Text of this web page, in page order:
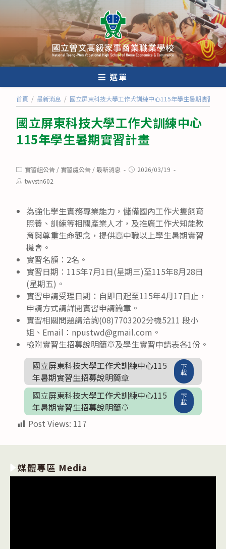
內
選單
首頁 / 最新消息 / 國立屏東科技大學工作犬訓練中心115年學生暑期實習計畫
國立屏東科技大學工作犬訓練中心
115年學生暑期實習計畫
Post
category:
實習組公告 / 實習處公告 /最新消息
Post2026/03/19
Posttwvstn602
為強化學生實務專業能力，儲備國內工作犬隻飼育
照養、訓練等相關產業人才，及推廣工作犬知能教
育與尊重生命觀念，提供高中職以上學生暑期實習
機會。
實習名額：2名。
實習日期：115年7月1日(星期三)至115年8月28日
(星期五)。
實習申請受理日期：自即日起至115年4月17日止，
申請方式請詳閱實習申請簡章。
實習相關問題請洽詢(08)7703202分機5211 段小
姐、Email：npustwd@gmail.com。
檢附實習生招募說明簡章及學生實習申請表各1份。
國立屏東科技大學工作犬訓練中心115
年暑期實習生招募說明簡章
下
載
國立屏東科技大學工作犬訓練中心115
年暑期實習生招募說明簡章
下
載
Post Views: 117
媒體專區 Media